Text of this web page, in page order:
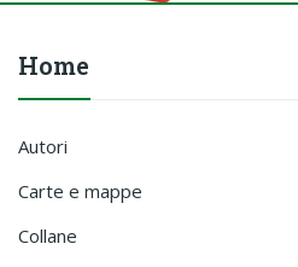
Home
Autori
Carte e mappe
Collane